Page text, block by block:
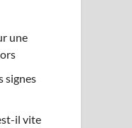
une
signes
il vite